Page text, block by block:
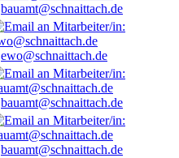
bauamt@schnaittach.de
ewo@schnaittach.de
bauamt@schnaittach.de
bauamt@schnaittach.de